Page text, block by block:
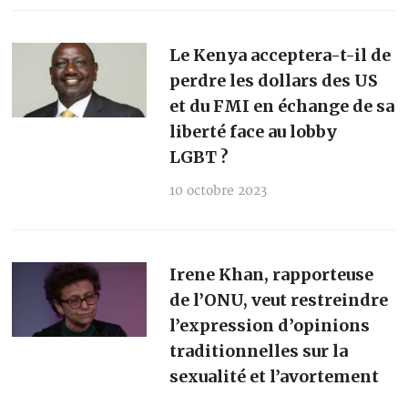
Le Kenya acceptera-t-il de
perdre les dollars des US
et du FMI en échange de sa
liberté face au lobby
LGBT ?
10 octobre 2023
Irene Khan, rapporteuse
de l’ONU, veut restreindre
l’expression d’opinions
traditionnelles sur la
sexualité et l’avortement